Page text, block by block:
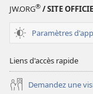
JW.ORG® / SITE
Paramètres
Liens d'accès rapide
Demandez une